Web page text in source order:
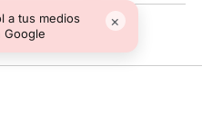
a tus medios
Google
×